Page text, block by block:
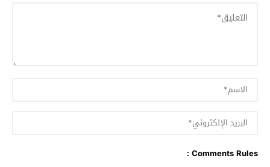
Comments Rules :